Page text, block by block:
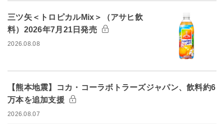
三ツ矢＜トロピカルMix＞（アサヒ飲
料）2026年7月21日発売
2026.08.08
【熊本地震】コカ・コーラボトラーズジャパン、飲料約6
万本を追加支援
2026.08.07